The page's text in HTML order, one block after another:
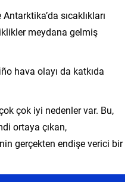
sıcaklıkları
meydana gelmiş
hava olayı da katkıda
çok iyi nedenler var. Bu,
ortaya çıkan,
gerçekten endişe verici bir